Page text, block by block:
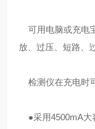
可用电脑或充电
放、过压、短路、
检测仪在充电时
●采用4500mA大